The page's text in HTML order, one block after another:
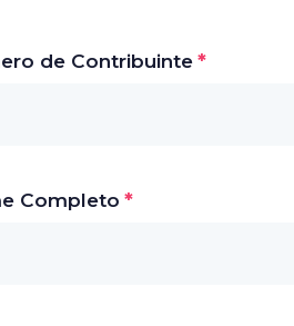
de Contribuinte
Completo